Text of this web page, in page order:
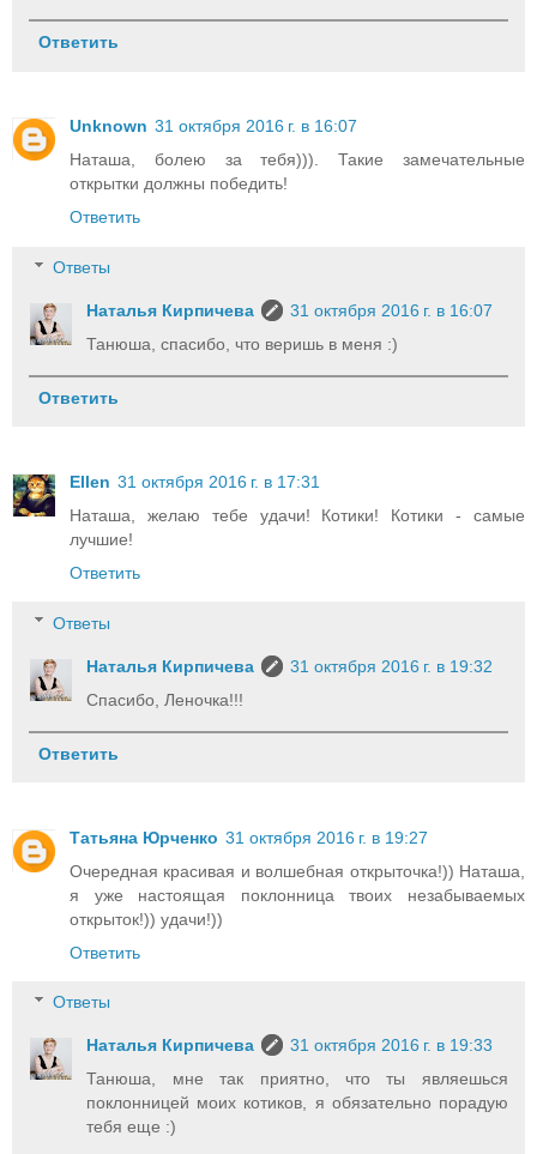
Ответить
Unknown 31 октября 2016 г. в 16:07
Наташа, болею за тебя))). Такие замечательные
открытки должны победить!
Ответить
Ответы
Наталья Кирпичева
31 октября 2016 г. в 16:07
Танюша, спасибо, что веришь в меня :)
Ответить
Ellen 31 октября 2016 г. в 17:31
Наташа, желаю тебе удачи! Котики! Котики - самые
лучшие!
Ответить
Ответы
Наталья Кирпичева
31 октября 2016 г. в 19:32
Спасибо, Леночка!!!
Ответить
Татьяна Юрченко 31 октября 2016 г. в 19:27
Очередная красивая и волшебная открыточка!)) Наташа,
я уже настоящая поклонница твоих незабываемых
открыток!)) удачи!))
Ответить
Ответы
Наталья Кирпичева
31 октября 2016 г. в 19:33
Танюша, мне так приятно, что ты являешься
поклонницей моих котиков, я обязательно порадую
тебя еще :)